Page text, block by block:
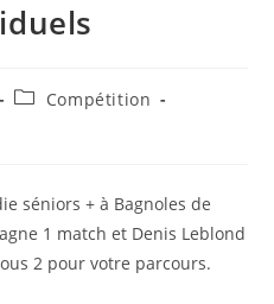
PostCompétition
séniors + à Bagnoles de
1 match et Denis Leblond
2 pour votre parcours.